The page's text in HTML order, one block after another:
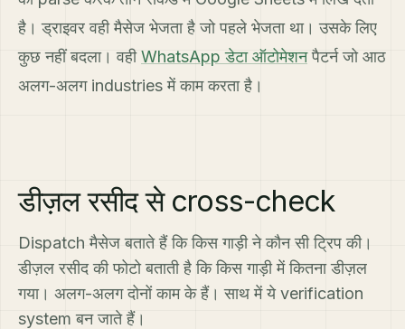
है। ड्राइवर वही मैसेज भेजता है जो पहले भेजता था। उसके लिए
कुछ नहीं बदला। वहीWhatsApp डेटा ऑटोमेशनपैटर्न जो आठ
अलग-अलग industries में काम करता है।
डीज़ल रसीद से cross-check
Dispatch मैसेज बताते हैं कि किस गाड़ी ने कौन सी ट्रिप की।
डीज़ल रसीद की फोटो बताती है कि किस गाड़ी में कितना डीज़ल
गया। अलग-अलग दोनों काम के हैं। साथ में ये verification
system बन जाते हैं।